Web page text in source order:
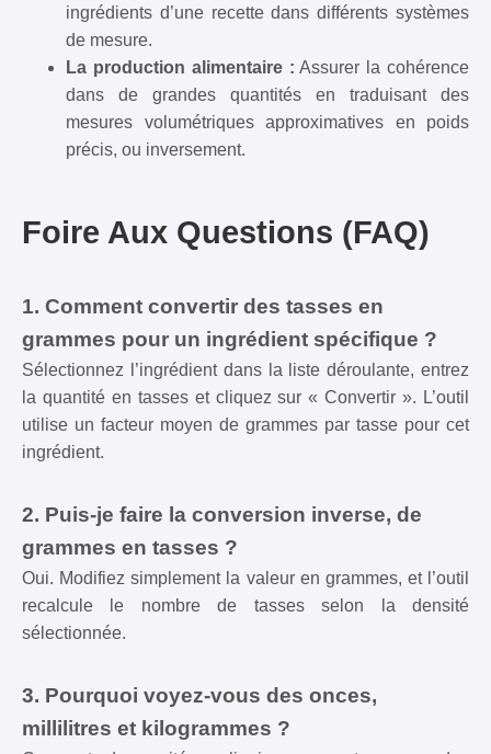
ingrédients d’une recette dans différents systèmes
de mesure.
La production alimentaire : Assurer la cohérence
dans de grandes quantités en traduisant des
mesures volumétriques approximatives en poids
précis, ou inversement.
Foire Aux Questions (FAQ)
1. Comment convertir des tasses en
grammes pour un ingrédient spécifique ?
Sélectionnez l’ingrédient dans la liste déroulante, entrez
la quantité en tasses et cliquez sur « Convertir ». L’outil
utilise un facteur moyen de grammes par tasse pour cet
ingrédient.
2. Puis-je faire la conversion inverse, de
grammes en tasses ?
Oui. Modifiez simplement la valeur en grammes, et l’outil
recalcule le nombre de tasses selon la densité
sélectionnée.
3. Pourquoi voyez-vous des onces,
millilitres et kilogrammes ?